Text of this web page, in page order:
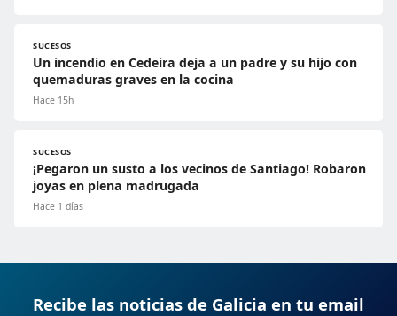
SUCESOS
Un incendio en Cedeira deja a un padre y su hijo con
quemaduras graves en la cocina
Hace 15h
SUCESOS
¡Pegaron un susto a los vecinos de Santiago! Robaron
joyas en plena madrugada
Hace 1 días
Recibe las noticias de Galicia en tu email